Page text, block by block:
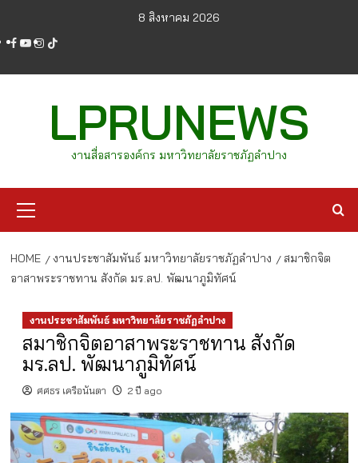
content
8 สิงหาคม 2026
facebook
youtube
instagram
tiktok
LPRUNEWS
งานสื่อสารองค์กร มหาวิทยาลัยราชภัฏลำปาง
Menu
HOME งานประชาสัมพันธ์ มหาวิทยาลัยราชภัฏลำปาง
สมาชิกจิต
อาสาพระราชทาน สังกัด มร.ลป. พัฒนาภูมิทัศน์
งานประชาสัมพันธ์ มหาวิทยาลัยราชภัฏลำปาง
สมาชิกจิตอาสาพระราชทาน สังกัด
มร.ลป. พัฒนาภูมิทัศน์
ศศธร เครือนันตา 2 ปี ago